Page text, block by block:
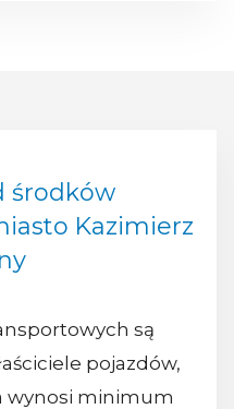
środków
Kazimierz
są
pojazdów,
wynosi minimum